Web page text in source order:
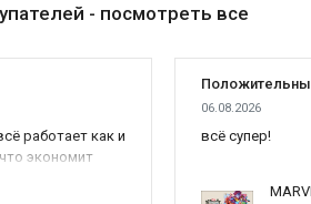
- посмотреть все
работает как и
экономит
вы красава
06.08.2026
всё супер!